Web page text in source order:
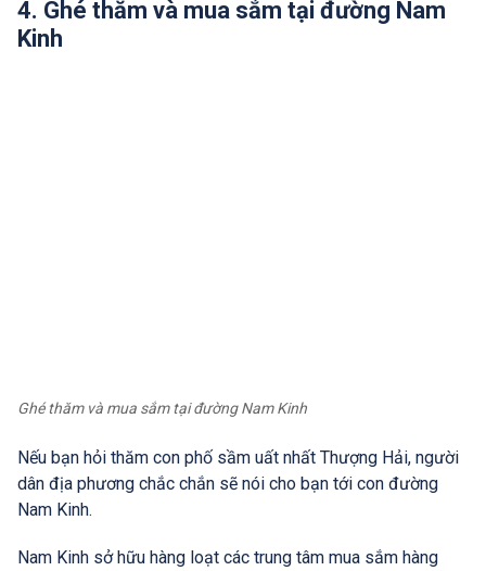
4. Ghé thăm và mua sắm tại đường Nam
Kinh
Ghé thăm và mua sắm tại đường Nam Kinh
Nếu bạn hỏi thăm con phố sầm uất nhất Thượng Hải, người
dân địa phương chắc chắn sẽ nói cho bạn tới con đường
Nam Kinh.
Nam Kinh sở hữu hàng loạt các trung tâm mua sắm hàng